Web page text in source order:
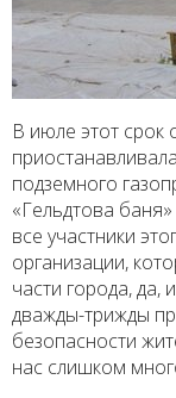
В июле этот срок
подземного
«Гельдтова
все участники
организации,
части города,
дважды-трижды
безопасности
нас слишком